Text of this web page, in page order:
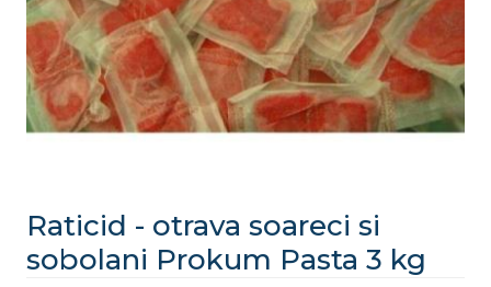
Raticid - otrava soareci si
sobolani Prokum Pasta 3 kg